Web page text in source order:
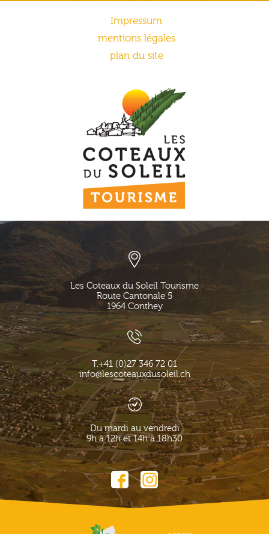
Impressum
mentions légales
plan du site
Les Coteaux du Soleil Tourisme
Route Cantonale 5
1964 Conthey
T.+41 (0)27 346 72 01
info@lescoteauxdusoleil.ch
Du mardi au vendredi
9h à 12h et 14h à 18h30